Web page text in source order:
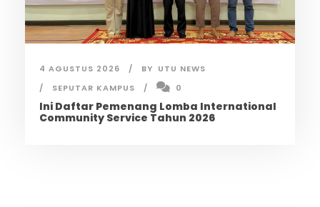
4 AGUSTUS 2026 BY UTU NEWS
SEPUTAR KAMPUS
0
Ini Daftar Pemenang Lomba International
Community Service Tahun 2026